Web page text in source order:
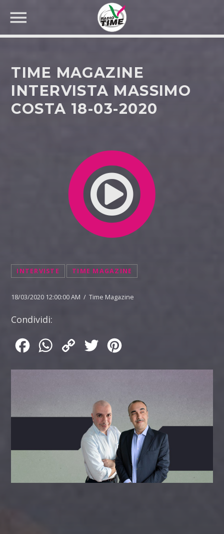
CERCA NEL SITO WEB:
TIME MAGAZINE
INTERVISTA MASSIMO
COSTA 18-03-2020
INTERVISTE TIME MAGAZINE
18/03/2020 12:00:00 AM / Time Magazine
Condividi:
FacebookWhatsApp
Copy
Twitter